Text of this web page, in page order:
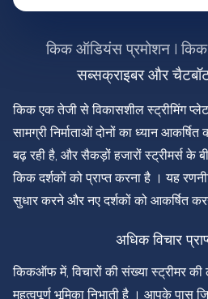
किक ऑडियंस प्रमोशन | किक
सब्सक्राइबर और चैटबॉट
किक एक तेजी से विकासशील स्ट्रीमिंग
सामग्री निर्माताओं दोनों का ध्यान
बढ़ रही है, और सैकड़ों हजारों स्ट्रीमर्स के
किक दर्शकों को प्राप्त करना है । यह
सुधार करने और नए दर्शकों को आकर्षित
अधिक विचार
किकऑफ में, विचारों की संख्या स्ट्रीमर
महत्वपूर्ण भूमिका निभाती है । आपके पास